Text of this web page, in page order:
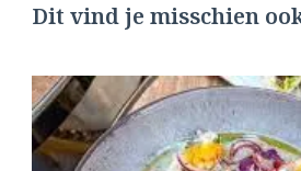
Dit vind je misschien